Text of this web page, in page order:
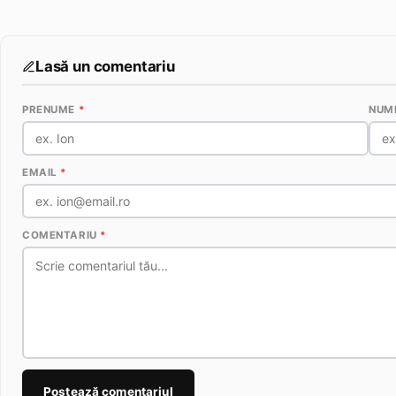
Lasă un comentariu
PRENUME *
EMAIL *
COMENTARIU *
Postează comentariul